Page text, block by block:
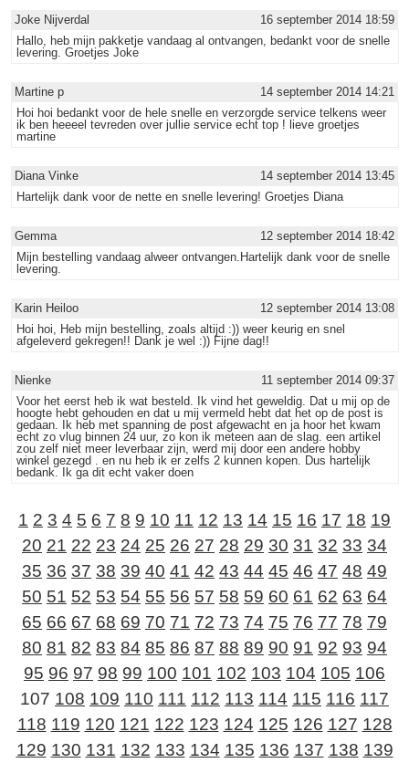
Joke Nijverdal
16 september 2014 18:59
Hallo, heb mijn pakketje vandaag al ontvangen, bedankt voor de snelle
levering. Groetjes Joke
Martine p
14 september 2014 14:21
Hoi hoi bedankt voor de hele snelle en verzorgde service telkens weer
ik ben heeeel tevreden over jullie service echt top ! lieve groetjes
martine
Diana Vinke
14 september 2014 13:45
Hartelijk dank voor de nette en snelle levering! Groetjes Diana
Gemma
12 september 2014 18:42
Mijn bestelling vandaag alweer ontvangen.Hartelijk dank voor de snelle
levering.
Karin Heiloo
12 september 2014 13:08
Hoi hoi, Heb mijn bestelling, zoals altijd :)) weer keurig en snel
afgeleverd gekregen!! Dank je wel :)) Fijne dag!!
Nienke
11 september 2014 09:37
Voor het eerst heb ik wat besteld. Ik vind het geweldig. Dat u mij op de
hoogte hebt gehouden en dat u mij vermeld hebt dat het op de post is
gedaan. Ik heb met spanning de post afgewacht en ja hoor het kwam
echt zo vlug binnen 24 uur, zo kon ik meteen aan de slag. een artikel
zou zelf niet meer leverbaar zijn, werd mij door een andere hobby
winkel gezegd . en nu heb ik er zelfs 2 kunnen kopen. Dus hartelijk
bedank. Ik ga dit echt vaker doen
1 2 3 4 5 6 7 8 9 10 11 12 13 14 15 16 17 18 19
20 21 22 23 24 25 26 27 28 29 30 31 32 33 34
35 36 37 38 39 40 41 42 43 44 45 46 47 48 49
50 51 52 53 54 55 56 57 58 59 60 61 62 63 64
65 66 67 68 69 70 71 72 73 74 75 76 77 78 79
80 81 82 83 84 85 86 87 88 89 90 91 92 93 94
95 96 97 98 99 100 101 102 103 104 105 106
107 108 109 110 111 112 113 114 115 116 117
118 119 120 121 122 123 124 125 126 127 128
129 130 131 132 133 134 135 136 137 138 139